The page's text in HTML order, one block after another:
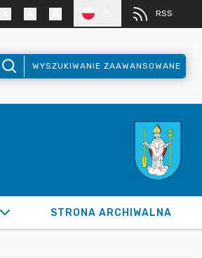
RSS
WYSZUKIWANIE ZAAWANSOWANE
STRONA ARCHIWALNA